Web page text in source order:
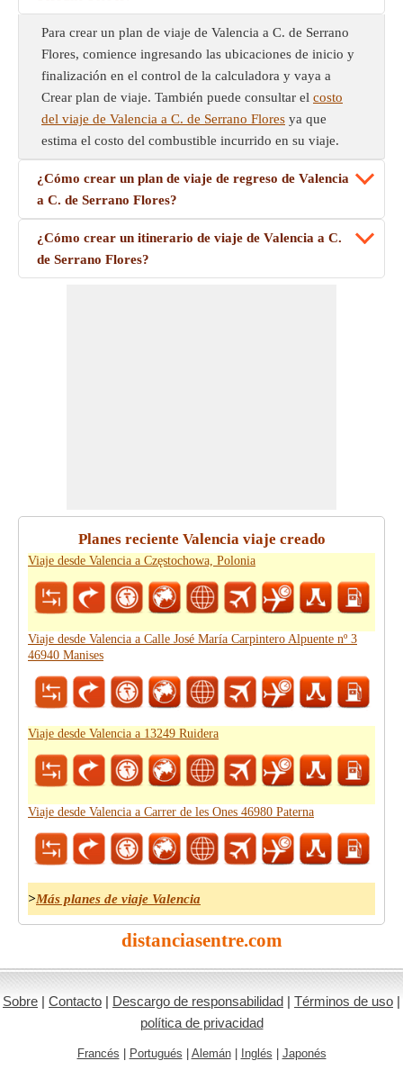
Para crear un plan de viaje de Valencia a C. de Serrano
Flores, comience ingresando las ubicaciones de inicio y
finalización en el control de la calculadora y vaya a
Crear plan de viaje. También puede consultar el costo
del viaje de Valencia a C. de Serrano Flores ya que
estima el costo del combustible incurrido en su viaje.
¿Cómo crear un plan de viaje de regreso de Valencia
a C. de Serrano Flores?
¿Cómo crear un itinerario de viaje de Valencia a C.
de Serrano Flores?
Planes reciente Valencia viaje creado
Viaje desde Valencia a Częstochowa, Polonia
Viaje desde Valencia a Calle José María Carpintero Alpuente nº 3
46940 Manises
Viaje desde Valencia a 13249 Ruidera
Viaje desde Valencia a Carrer de les Ones 46980 Paterna
>Más planes de viaje Valencia
distanciasentre.com
Sobre | Contacto | Descargo de responsabilidad | Términos de uso |
política de privacidad
Francés Portugués Alemán| Inglés Japonés